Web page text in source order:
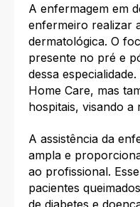
A enfermagem em
enfermeiro realizar
dermatológica. O
presente no pré e
dessa
Home Care, mas
hospitais, visando a
A assistência da
ampla e
ao profissional.
pacientes